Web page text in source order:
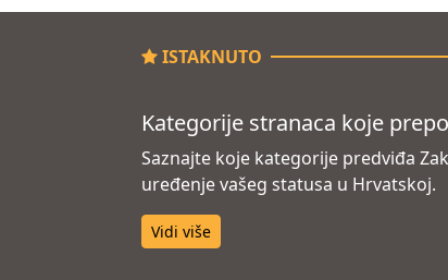
ISTAKNUTO
Kategorije stranaca koje
Saznajte koje kategorije predviđa
uređenje vašeg statusa u Hrvatskoj.
Vidi više